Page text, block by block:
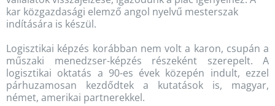
kar közgazdasági elemző angol nyelvű mesterszak
indítására is készül.
Logisztikai képzés korábban nem volt a karon, csupán a
műszaki menedzser-képzés részeként szerepelt. A
logisztikai oktatás a 90-es évek közepén indult, ezzel
párhuzamosan kezdődtek a kutatások is, magyar,
német, amerikai partnerekkel.